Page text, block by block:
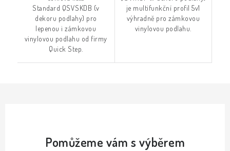
Standard QSVSKDB (v
dekoru podlahy) pro
lepenou i zámkovou
vinylovou podlahu od firmy
Quick Step.
je multifunkční profil 5v1
výhradně pro zámkovou
vinylovou podlahu.
Pomůžeme vám s výběrem